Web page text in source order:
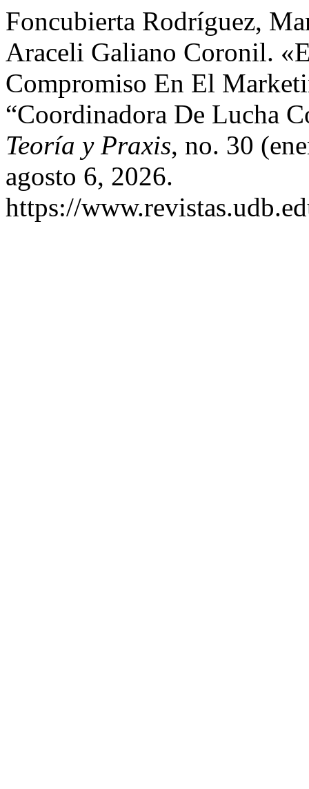
Foncubierta Rodríguez,
Araceli Galiano Coronil.
Compromiso En El
“Coordinadora De Lucha
Teoría y Praxis, no. 30
agosto 6, 2026.
https://